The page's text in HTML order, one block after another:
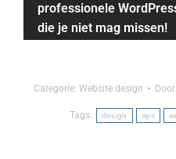
professionele
die je niet mag missen!
Categorie: Website design Door
Tags: design tips